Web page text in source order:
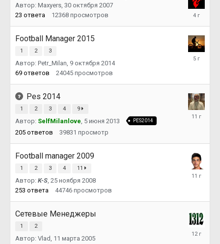
Автор: Maxyers, 30 октября 2007
23 ответа 12368 просмотров
14
2021
Football Manager 2015
1 2 3
Автор: Petr_Milan, 9 октября 2014
69 ответов 24045 просмотров
19
Pes 2014
1 2 3 4 9
Автор: SelfMilanlove, 5 июня 2013 PES2014
205 ответов 39831 просмотр
21
Football manager 2009
1 2 3 4 11
Автор: K-S, 25 ноября 2008
253 ответа 44746 просмотров
Сетевые Менеджеры
1 2
Автор: Vlad, 11 марта 2005
18